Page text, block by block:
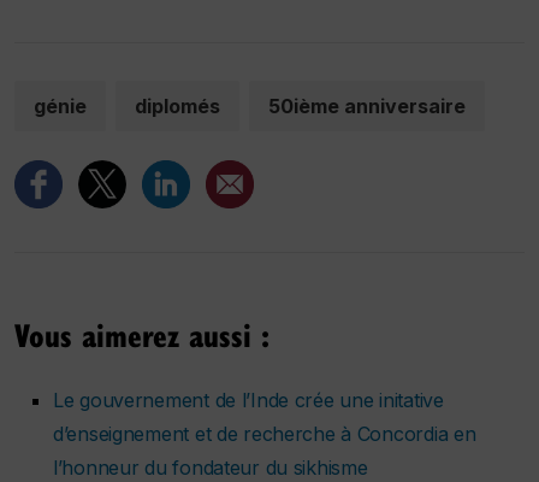
génie diplomés 50ième anniversaire
Vous aimerez aussi :
Le gouvernement de l’Inde crée une initative
d’enseignement et de recherche à Concordia en
l’honneur du fondateur du sikhisme